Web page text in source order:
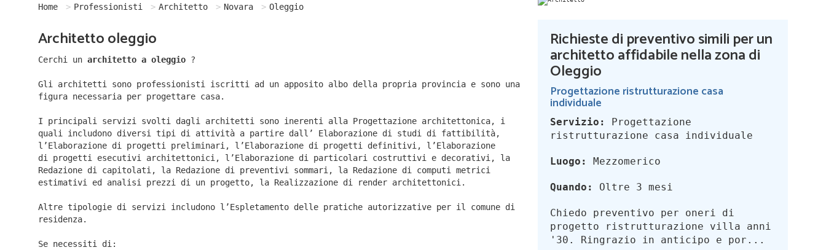
Home Professionisti Architetto Novara Oleggio
Architetto oleggio
Cerchi un architetto a oleggio ?
Gli architetti sono professionisti iscritti ad un apposito albo della propria provincia e sono una
figura necessaria per progettare casa.
I principali servizi svolti dagli architetti sono inerenti alla Progettazione architettonica, i
quali includono diversi tipi di attività a partire dall’ Elaborazione di studi di fattibilità,
l’Elaborazione di progetti preliminari, l’Elaborazione di progetti definitivi, l’Elaborazione
di progetti esecutivi architettonici, l’Elaborazione di particolari costruttivi e decorativi, la
Redazione di capitolati, la Redazione di preventivi sommari, la Redazione di computi metrici
estimativi ed analisi prezzi di un progetto, la Realizzazione di render architettonici.
Altre tipologie di servizi includono l’Espletamento delle pratiche autorizzative per il comune di
residenza.
Se necessiti di:
Richieste di preventivo simili per un
architetto affidabile nella zona di
Oleggio
Progettazione ristrutturazione casa
individuale
Servizio:
Progettazione
ristrutturazione casa individuale
Luogo: Mezzomerico
Quando: Oltre 3 mesi
Chiedo preventivo per oneri di
progetto ristrutturazione villa anni
'30. Ringrazio in anticipo e por...